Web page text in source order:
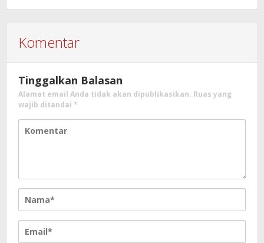
Komentar
Tinggalkan Balasan
Alamat email Anda tidak akan dipublikasikan. Ruas yang
wajib ditandai *